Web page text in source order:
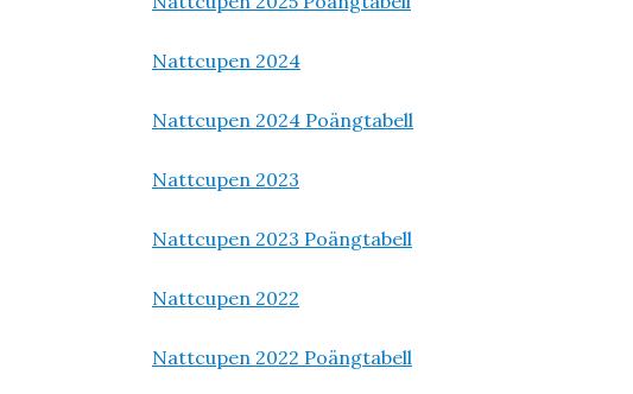
Nattcupen 2024
Nattcupen 2024 Poängtabell
Nattcupen 2023
Nattcupen 2023 Poängtabell
Nattcupen 2022
Nattcupen 2022 Poängtabell